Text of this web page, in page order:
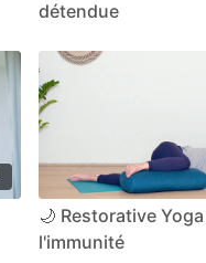
détendue
🌙 Restorative
l'immunité